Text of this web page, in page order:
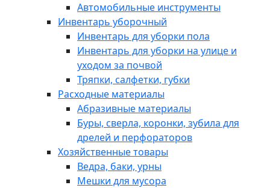
Автомобильные инструменты
Инвентарь уборочный
Инвентарь для уборки пола
Инвентарь для уборки на улице и
уходом за почвой
Тряпки, салфетки, губки
Расходные материалы
Абразивные материалы
Буры, сверла, коронки, зубила для
дрелей и перфораторов
Хозяйственные товары
Ведра, баки, урны
Мешки для мусора